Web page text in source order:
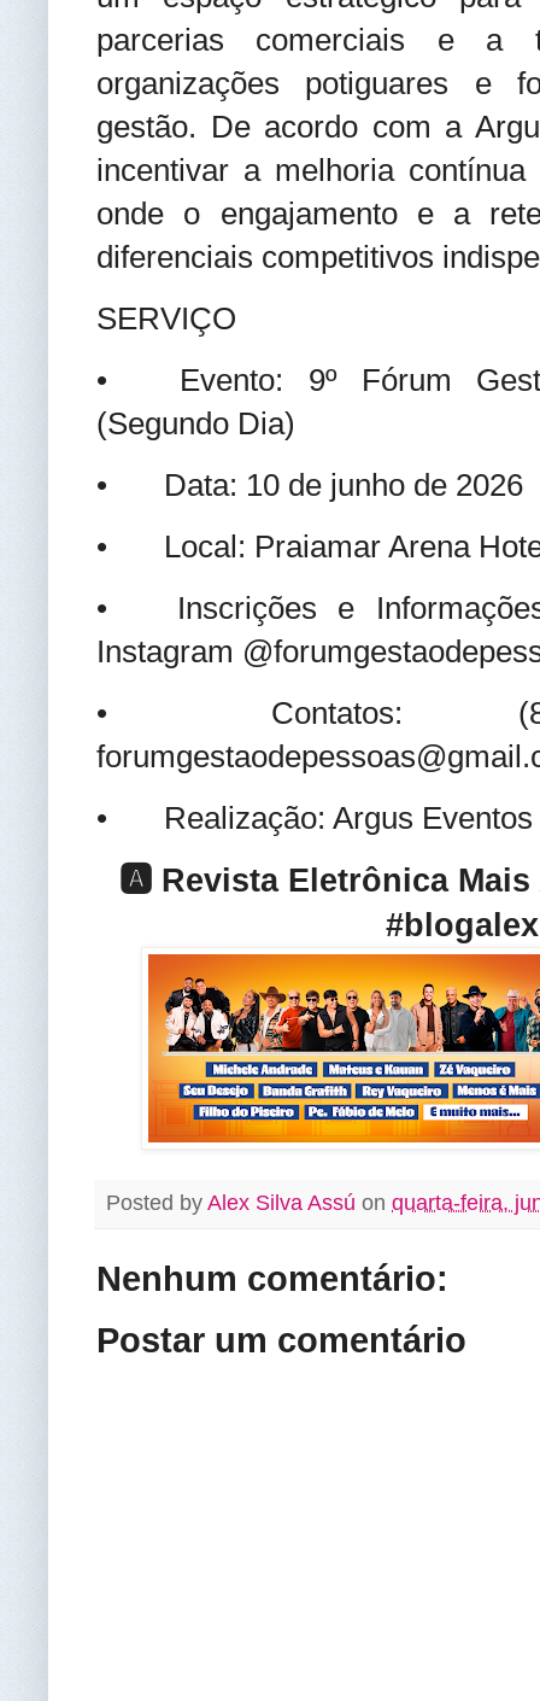
parcerias comerciais e a
organizações potiguares e
gestão. De acordo com a
incentivar a melhoria
onde o engajamento e a
diferenciais competitivos
SERVIÇO
•
Evento: 9º Fórum
(Segundo Dia)
•
Data: 10 de junho de 2026
•
Local: Praiamar Arena
•
Inscrições e
Instagram
•
Contatos:
•
Realização: Argus
🅰️ Revista Eletrônica
Posted by Alex Silva Assú on quarta-feira,
Nenhum comentário:
Postar um comentário